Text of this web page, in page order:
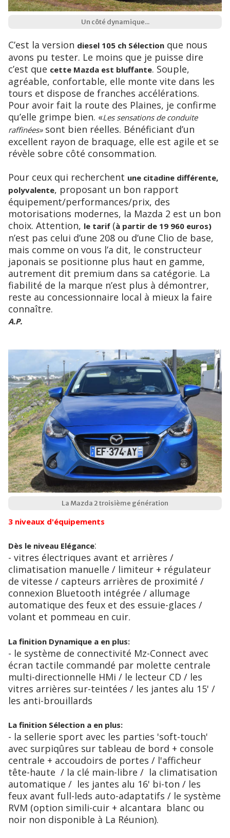
Un côté dynamique...
C’est la version diesel 105 ch Sélection que nous
avons pu tester. Le moins que je puisse dire
c’est que cette Mazda est bluffante. Souple,
agréable, confortable, elle monte vite dans les
tours et dispose de franches accélérations.
Pour avoir fait la route des Plaines, je confirme
qu’elle grimpe bien. «Les sensations de conduite
raffinées»sont bien réelles. Bénéficiant d’un
excellent rayon de braquage, elle est agile et se
révèle sobre côté consommation.
Pour ceux qui recherchent une citadine différente,
polyvalente, proposant un bon rapport
équipement/performances/prix, des
motorisations modernes, la Mazda 2 est un bon
choix. Attention, le tarif (à partir de 19 960 euros)
n’est pas celui d’une 208 ou d’une Clio de base,
mais comme on vous l’a dit, le constructeur
japonais se positionne plus haut en gamme,
autrement dit premium dans sa catégorie. La
fiabilité de la marque n’est plus à démontrer,
reste au concessionnaire local à mieux la faire
connaître.
A.P.
La Mazda 2 troisième génération
3 niveaux d'équipements
Dès le niveau Elégance:
- vitres électriques avant et arrières /
climatisation manuelle / limiteur + régulateur
de vitesse / capteurs arrières de proximité /
connexion Bluetooth intégrée / allumage
automatique des feux et des essuie-glaces /
volant et pommeau en cuir.
La finition Dynamique a en plus:
- le système de connectivité Mz-Connect avec
écran tactile commandé par molette centrale
multi-directionnelle HMi / le lecteur CD / les
vitres arrières sur-teintées / les jantes alu 15' /
les anti-brouillards
La finition Sélection a en plus:
- la sellerie sport avec les parties 'soft-touch'
avec surpiqûres sur tableau de bord + console
centrale + accoudoirs de portes / l'afficheur
tête-haute / la clé main-libre / la climatisation
automatique / les jantes alu 16' bi-ton / les
feux avant full-leds auto-adaptatifs / le système
RVM (option simili-cuir + alcantara blanc ou
noir non disponible à La Réunion).